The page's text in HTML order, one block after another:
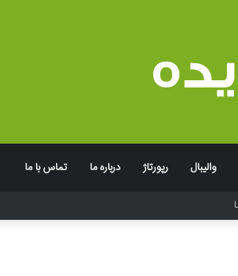
والیبال رپورتاژ درباره ما تماس با ما